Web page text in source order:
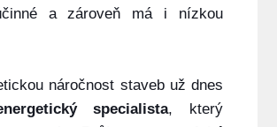
a zároveň má i nízkou
náročnost staveb už dnes
specialista, který